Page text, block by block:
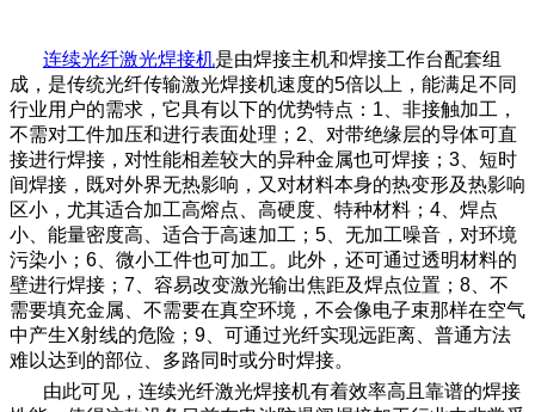
连续光纤激光焊接机是由焊接主机和焊接工作台配套组
成，是传统光纤传输激光焊接机速度的5倍以上，能满足不同
行业用户的需求，它具有以下的优势特点：1、非接触加工，
不需对工件加压和进行表面处理；2、对带绝缘层的导体可直
接进行焊接，对性能相差较大的异种金属也可焊接；3、短时
间焊接，既对外界无热影响，又对材料本身的热变形及热影响
区小，尤其适合加工高熔点、高硬度、特种材料；4、焊点
小、能量密度高、适合于高速加工；5、无加工噪音，对环境
污染小；6、微小工件也可加工。此外，还可通过透明材料的
壁进行焊接；7、容易改变激光输出焦距及焊点位置；8、不
需要填充金属、不需要在真空环境，不会像电子束那样在空气
中产生X射线的危险；9、可通过光纤实现远距离、普通方法
难以达到的部位、多路同时或分时焊接。
由此可见，连续光纤激光焊接机有着效率高且靠谱的焊接